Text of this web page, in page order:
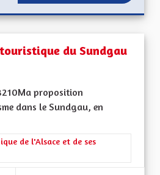
du Sundgau
proposition
dans le Sundgau, en
la catégorie : L'attractivité
de l'Alsace et de ses